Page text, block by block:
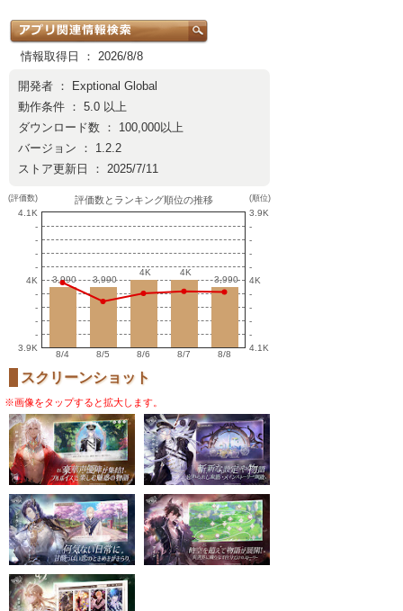
情報取得日 ： 2026/8/8
開発者 ：
Exptional Global
動作条件 ： 5.0 以上
ダウンロード数 ： 100,000以上
バージョン ： 1.2.2
ストア更新日 ： 2025/7/11
(評価数)
4.1K
-
-
-
-
4K
-
-
-
-
3.9K
評価数とランキング順位の推移
3,990
3,990 3,990
3,990
4K
4K 4K
4K
3,990
3,990
8/4 8/5 8/6 8/7 8/8
(順位)
3.9K
-
-
-
-
4K
-
-
-
-
4.1K
スクリーンショット
※画像をタップすると拡大します。